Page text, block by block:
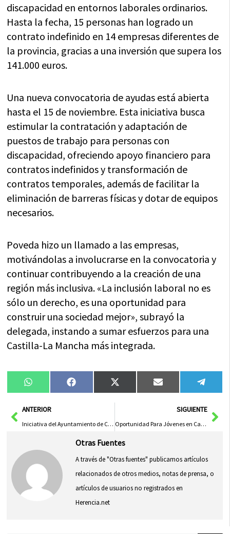
discapacidad en entornos laborales ordinarios.
Hasta la fecha, 15 personas han logrado un
contrato indefinido en 14 empresas diferentes de
la provincia, gracias a una inversión que supera los
141.000 euros.
Una nueva convocatoria de ayudas está abierta
hasta el 15 de noviembre. Esta iniciativa busca
estimular la contratación y adaptación de
puestos de trabajo para personas con
discapacidad, ofreciendo apoyo financiero para
contratos indefinidos y transformación de
contratos temporales, además de facilitar la
eliminación de barreras físicas y dotar de equipos
necesarios.
Poveda hizo un llamado a las empresas,
motivándolas a involucrarse en la convocatoria y
continuar contribuyendo a la creación de una
región más inclusiva. «La inclusión laboral no es
sólo un derecho, es una oportunidad para
construir una sociedad mejor», subrayó la
delegada, instando a sumar esfuerzos para una
Castilla-La Mancha más integrada.
Compartir
en
WhatsAppCompartir
en
FacebookCompartir
en
X
(Twitter)
Compartir
en
Email
en
AntANTERIOR
Iniciativa del Ayuntamiento de Cuenca para este martes
SIGUIENTE
Oportunidad Para Jóvenes en Castilla-La Mancha en Formación de Asuntos Europeos
Otras Fuentes
A través de "Otras fuentes" publicamos artículos
relacionados de otros medios, notas de prensa, o
artículos de usuarios no registrados en
Herencia.net